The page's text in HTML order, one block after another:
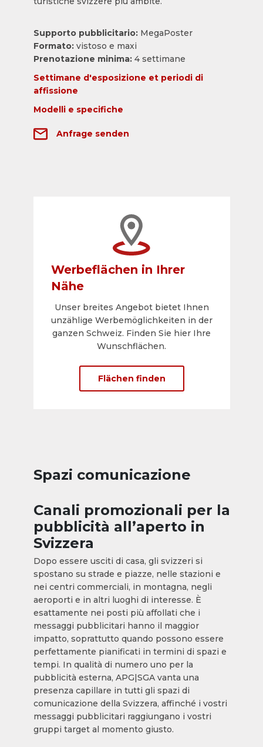
Supporto pubblicitario:MegaPoster
Formato:vistoso e maxi
Prenotazione minima: 4 settimane
Settimane d'esposizione et periodi di
affissione
Modelli e specifiche
Anfrage senden
Werbeflächen in Ihrer
Nähe
Unser breites Angebot bietet Ihnen
unzählige Werbemöglichkeiten in der
ganzen Schweiz. Finden Sie hier Ihre
Wunschflächen.
Flächen finden
Spazi comunicazione
Canali promozionali per la
pubblicità all’aperto in
Svizzera
Dopo essere usciti di casa, gli svizzeri si
spostano su strade e piazze, nelle stazioni e
nei centri commerciali, in montagna, negli
aeroporti e in altri luoghi di interesse. È
esattamente nei posti più affollati che i
messaggi pubblicitari hanno il maggior
impatto, soprattutto quando possono essere
perfettamente pianificati in termini di spazi e
tempi. In qualità di numero uno per la
pubblicità esterna, APG|SGA vanta una
presenza capillare in tutti gli spazi di
comunicazione della Svizzera, affinché i vostri
messaggi pubblicitari raggiungano i vostri
gruppi target al momento giusto.